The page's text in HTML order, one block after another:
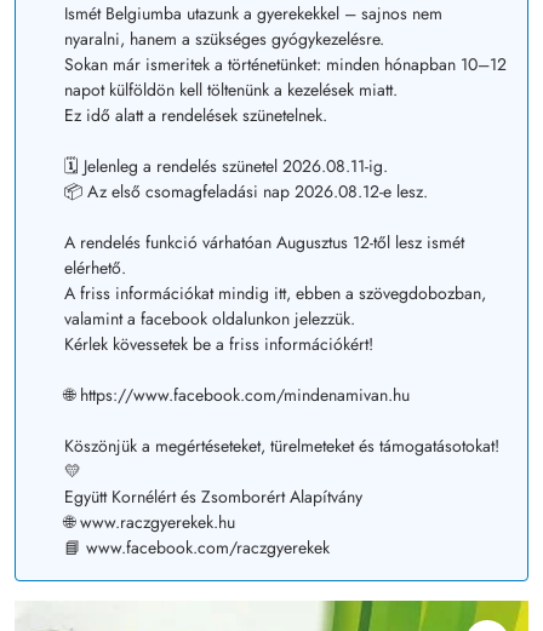
Ismét Belgiumba utazunk a gyerekekkel – sajnos nem
nyaralni, hanem a szükséges gyógykezelésre.
Sokan már ismeritek a történetünket: minden hónapban 10–12
napot külföldön kell töltenünk a kezelések miatt.
Ez idő alatt a rendelések szünetelnek.
🗓️ Jelenleg a rendelés szünetel 2026.08.11-ig.
📦 Az első csomagfeladási nap 2026.08.12-e lesz.
A rendelés funkció várhatóan Augusztus 12-től lesz ismét
elérhető.
A friss információkat mindig itt, ebben a szövegdobozban,
valamint a facebook oldalunkon jelezzük.
Kérlek kövessetek be a friss információkért!
🌐 https://www.facebook.com/mindenamivan.hu
Köszönjük a megértéseteket, türelmeteket és támogatásotokat!
💛
Együtt Kornélért és Zsomborért Alapítvány
🌐 www.raczgyerekek.hu
📘 www.facebook.com/raczgyerekek